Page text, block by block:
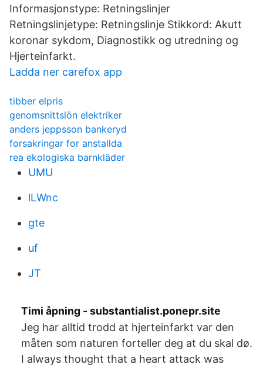
Informasjonstype: Retningslinjer
Retningslinjetype: Retningslinje Stikkord: Akutt
koronar sykdom, Diagnostikk og utredning og
Hjerteinfarkt.
Ladda ner carefox app
tibber elpris
genomsnittslön elektriker
anders jeppsson bankeryd
forsakringar for anstallda
rea ekologiska barnkläder
UMU
lLWnc
gte
uf
JT
Timi åpning - substantialist.ponepr.site
Jeg har alltid trodd at hjerteinfarkt var den
måten som naturen forteller deg at du skal dø.
I always thought that a heart attack was